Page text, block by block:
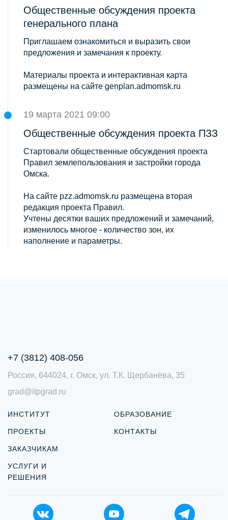
Общественные обсуждения проекта
генерального плана
Приглашаем ознакомиться и выразить свои
предложения и замечания к проекту.
Материалы проекта и интерактивная карта
размещены на сайте genplan.admomsk.ru
19 марта 2021 09:00
Общественные обсуждения проекта ПЗЗ
Стартовали общественные обсуждения проекта
Правил землепользования и застройки города
Омска.
На сайте pzz.admomsk.ru размещена вторая
редакция проекта Правил.
Учтены десятки ваших предложений и замечаний,
изменилось многое - количество зон, их
наполнение и параметры.
+7 (3812) 408-056
Россия, 644024, г. Омск, ул. Т.К. Щербанёва, 35
grad@itpgrad.ru
ИНСТИТУТ
ПРОЕКТЫ
ЗАКАЗЧИКАМ
УСЛУГИ И
РЕШЕНИЯ
ОБРАЗОВАНИЕ
КОНТАКТЫ